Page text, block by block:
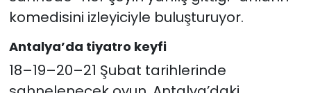
komedisini izleyiciyle buluşturuyor.
Antalya’da tiyatro keyfi
18–19–20–21 Şubat tarihlerinde